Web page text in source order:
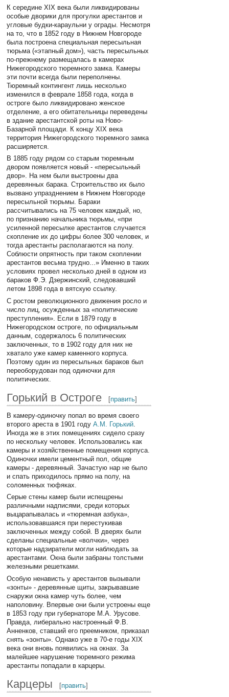
К середине XIX века были ликвидированы
особые дворики для прогулки арестантов и
угловые будки-караульни у ограды. Несмотря
на то, что в 1852 году в Нижнем Новгороде
была построена специальная пересыльная
тюрьма («этапный дом»), часть пересыльных
по-прежнему размещалась в камерах
Нижегородского тюремного замка. Камеры
эти почти всегда были переполнены.
Тюремный контингент лишь несколько
изменился в феврале 1858 года, когда в
остроге было ликвидировано женское
отделение, а его обитательницы переведены
в здание арестантской роты на Ново-
Базарной площади. К концу XIX века
территория Нижегородского тюремного замка
расширяется.
В 1885 году рядом со старым тюремным
двором появляется новый - «пересыльный
двор». На нем были выстроены два
деревянных барака. Строительство их было
вызвано упразднением в Нижнем Новгороде
пересыльной тюрьмы. Бараки
рассчитывались на 75 человек каждый, но,
по признанию начальника тюрьмы, «при
усиленной пересылке арестантов случается
скопление их до цифры более 300 человек, и
тогда арестанты располагаются на полу.
Соблюсти опрятность при таком скоплении
арестантов весьма трудно...» Именно в таких
условиях провел несколько дней в одном из
бараков Ф.Э. Дзержинский, следовавший
летом 1898 года в вятскую ссылку.
С ростом революционного движения росло и
число лиц, осужденных за «политические
преступления». Если в 1879 году в
Нижегородском остроге, по официальным
данным, содержалось 6 политических
заключенных, то в 1902 году для них не
хватало уже камер каменного корпуса.
Поэтому один из пересыльных бараков был
переоборудован под одиночки для
политических.
Горький в Остроге [править]
В камеру-одиночку попал во время своего
второго ареста в 1901 годуА.М. Горький
Иногда же в этих помещениях сидело сразу
по нескольку человек. Использовались как
камеры и хозяйственные помещения корпуса.
Одиночки имели цементный пол, общие
камеры - деревянный. Зачастую нар не было
и спать приходилось прямо на полу, на
соломенных тюфяках.
Серые стены камер были испещрены
различными надписями, среди которых
выцарапывалась и «тюремная азбука»,
использовавшаяся при перестукивав
заключенных между собой. В дверях были
сделаны специальные «волчки», через
которые надзиратели могли наблюдать за
арестантами. Окна были забраны толстыми
железными решетками.
Особую ненависть у арестантов вызывали
«зонты» - деревянные щиты, закрывавшие
снаружи окна камер чуть более, чем
наполовину. Впервые они были устроены еще
в 1853 году при губернаторе М.А. Урусове.
Правда, либерально настроенный Ф.В.
Анненков, ставший его преемником, приказал
снять «зонты». Однако уже в 70-е годы XIX
века они вновь появились на окнах. За
малейшее нарушение тюремного режима
арестанты попадали в карцеры.
Карцеры [править]